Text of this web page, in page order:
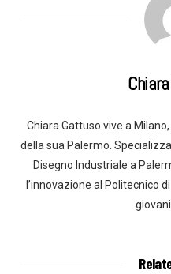
Chiara Gattuso vive a
della sua Palermo.
Disegno Industriale a
l’innovazione al Politecnico